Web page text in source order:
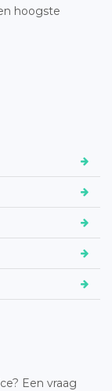
hoogste
Een vraag